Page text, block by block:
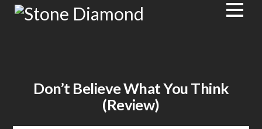
Don’t Believe What You Think
(Review)